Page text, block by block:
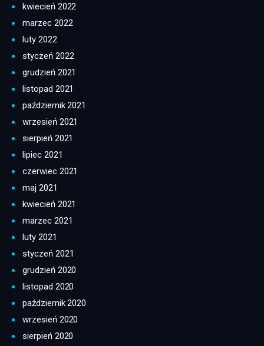
kwiecień 2022
marzec 2022
luty 2022
styczeń 2022
grudzień 2021
listopad 2021
październik 2021
wrzesień 2021
sierpień 2021
lipiec 2021
czerwiec 2021
maj 2021
kwiecień 2021
marzec 2021
luty 2021
styczeń 2021
grudzień 2020
listopad 2020
październik 2020
wrzesień 2020
sierpień 2020